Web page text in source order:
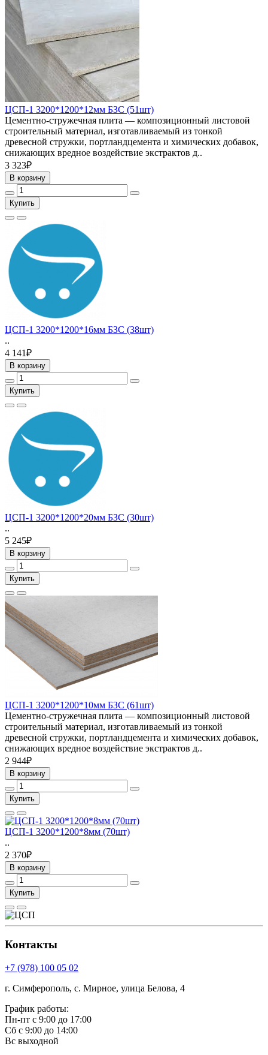
ЦСП-1 3200*1200*12мм БЗС (51шт)
Цементно-стружечная плита — композиционный листовой
строительный материал, изготавливаемый из тонкой
древесной стружки, портландцемента и химических добавок,
снижающих вредное воздействие экстрактов д..
3 323₽
В корзину
Купить
ЦСП-1 3200*1200*16мм БЗС (38шт)
..
4 141₽
В корзину
Купить
ЦСП-1 3200*1200*20мм БЗС (30шт)
..
5 245₽
В корзину
Купить
ЦСП-1 3200*1200*10мм БЗС (61шт)
Цементно-стружечная плита — композиционный листовой
строительный материал, изготавливаемый из тонкой
древесной стружки, портландцемента и химических добавок,
снижающих вредное воздействие экстрактов д..
2 944₽
В корзину
Купить
ЦСП-1 3200*1200*8мм (70шт)
..
2 370₽
В корзину
Купить
Контакты
+7 (978) 100 05 02
г. Симферополь, с. Мирное, улица Белова, 4
График работы:
Пн-пт с 9:00 до 17:00
Сб с 9:00 до 14:00
Вс выходной